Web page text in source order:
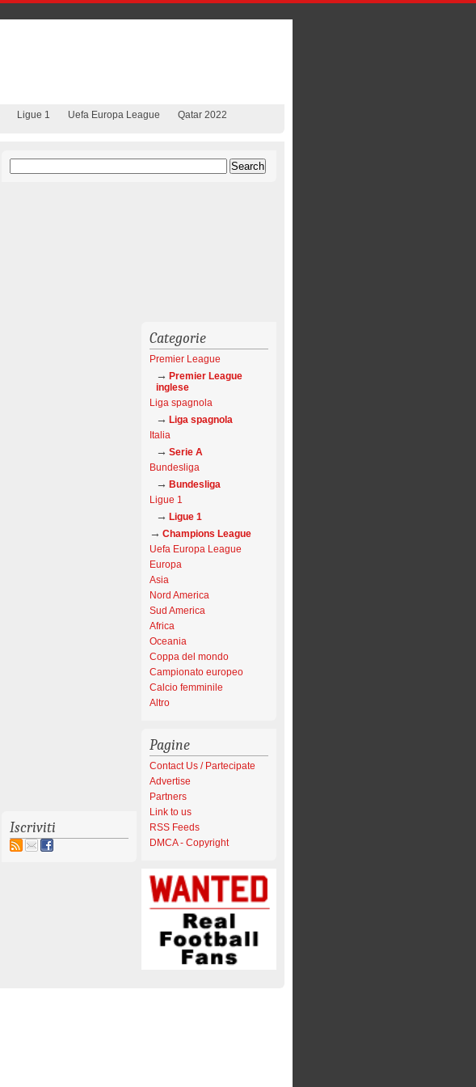
Ligue 1 Uefa Europa League Qatar 2022
Iscriviti
Categorie
Premier League
Premier League
inglese
Liga spagnola
Liga spagnola
Italia
Serie A
Bundesliga
Bundesliga
Ligue 1
Ligue 1
Champions League
Uefa Europa League
Europa
Asia
Nord America
Sud America
Africa
Oceania
Coppa del mondo
Campionato europeo
Calcio femminile
Altro
Pagine
Contact Us / Partecipate
Advertise
Partners
Link to us
RSS Feeds
DMCA - Copyright